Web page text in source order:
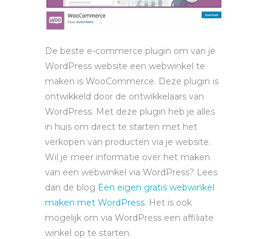
De beste e-commerce plugin om van je
WordPress website een webwinkel te
maken is WooCommerce. Deze plugin is
ontwikkeld door de ontwikkelaars van
WordPress. Met deze plugin heb je alles
in huis om direct te starten met het
verkopen van producten via je website.
Wil je meer informatie over het maken
van een webwinkel via WordPress? Lees
dan de blog Een eigen gratis webwinkel
maken met WordPress. Het is ook
mogelijk om via WordPress een affiliate
winkel op te starten.